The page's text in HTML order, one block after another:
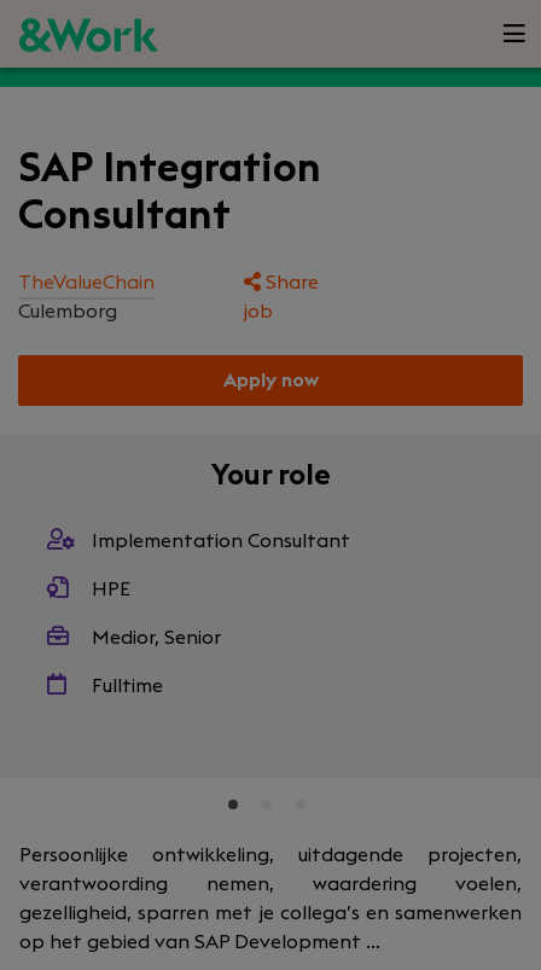
SAP Integration
Consultant
TheValueChain
Culemborg
Share
job
Apply now
Your role
Implementation Consultant
HPE
Medior, Senior
Fulltime
Persoonlijke ontwikkeling, uitdagende projecten,
verantwoording nemen, waardering voelen,
gezelligheid, sparren met je collega’s en samenwerken
op het gebied van SAP Development ...